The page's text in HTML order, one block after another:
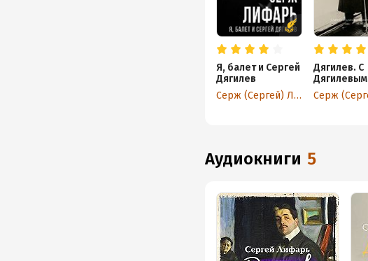
Я, балет и Сергей
Дягилев
Серж (Сергей) Лифарь
Дягилев. С
Дягилевым
аудиокниги 5